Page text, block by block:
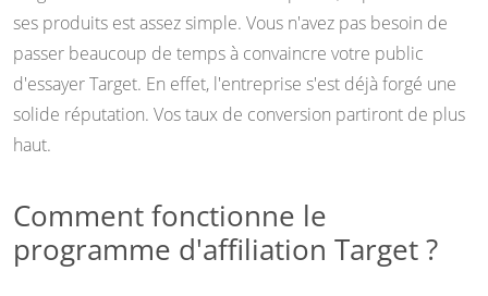
ses produits est assez simple. Vous n'avez pas besoin de
passer beaucoup de temps à convaincre votre public
d'essayer Target. En effet, l'entreprise s'est déjà forgé une
solide réputation. Vos taux de conversion partiront de plus
haut.
Comment fonctionne le
programme d'affiliation Target ?